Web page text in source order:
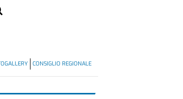
CONSIGLIO REGIONALE